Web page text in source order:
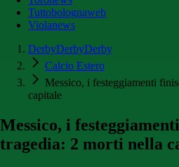
Tuttobolognaweb
Violanews
DerbyDerbyDerby
Calcio Estero
Messico, i festeggiamenti
capitale
Messico, i
tragedia: 2 morti nella